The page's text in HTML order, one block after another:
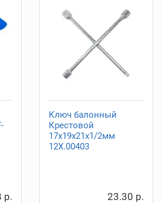
р.
Ключ балонный
Крестовой
17х19х21х1/2мм
12X.00403
23.30 р.